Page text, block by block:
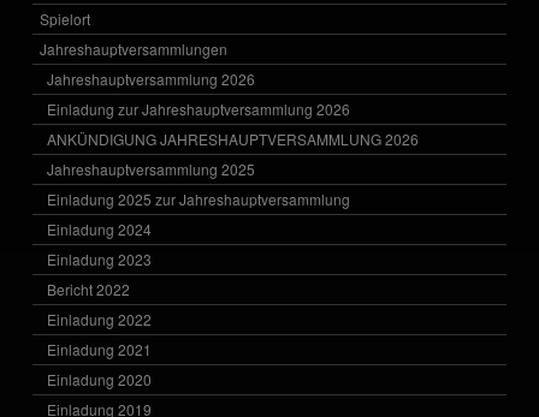
Spielort
Jahreshauptversammlungen
Jahreshauptversammlung 2026
Einladung zur Jahreshauptversammlung 2026
ANKÜNDIGUNG JAHRESHAUPTVERSAMMLUNG 2026
Jahreshauptversammlung 2025
Einladung 2025 zur Jahreshauptversammlung
Einladung 2024
Einladung 2023
Bericht 2022
Einladung 2022
Einladung 2021
Einladung 2020
Einladung 2019